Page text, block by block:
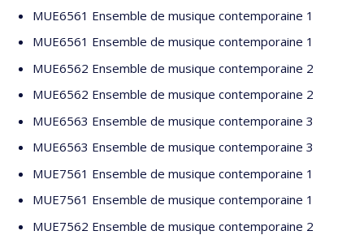
MUE6561 Ensemble de musique contemporaine 1
MUE6561 Ensemble de musique contemporaine 1
MUE6562 Ensemble de musique contemporaine 2
MUE6562 Ensemble de musique contemporaine 2
MUE6563 Ensemble de musique contemporaine 3
MUE6563 Ensemble de musique contemporaine 3
MUE7561 Ensemble de musique contemporaine 1
MUE7561 Ensemble de musique contemporaine 1
MUE7562 Ensemble de musique contemporaine 2